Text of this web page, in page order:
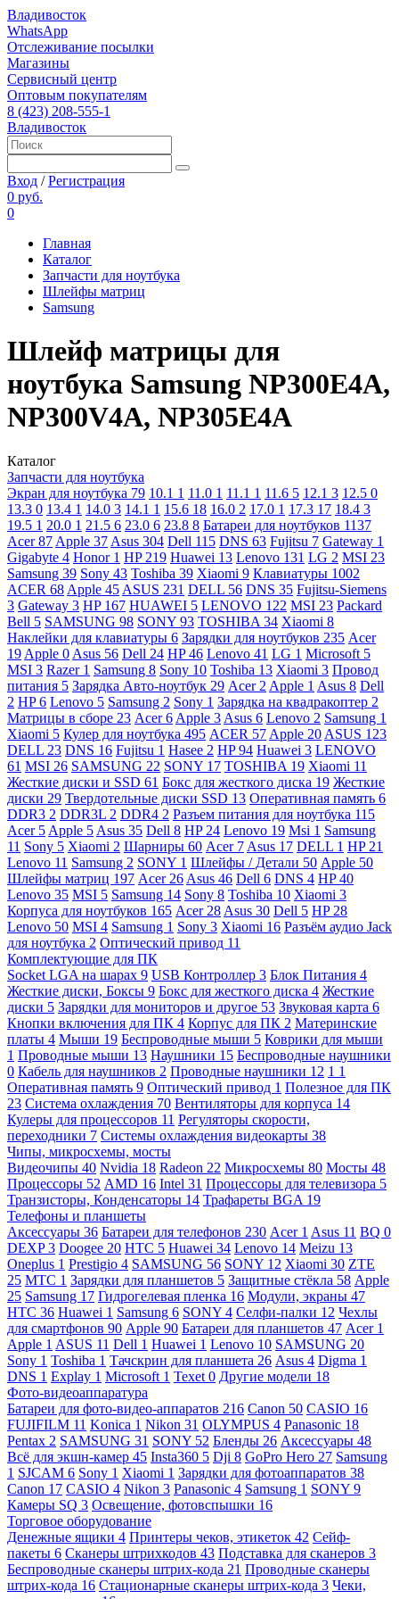
Владивосток
WhatsApp
Отслеживание посылки
Магазины
Сервисный центр
Оптовым покупателям
8 (423) 208-555-1
Владивосток
Вход /Регистрация
0 руб.
0
Главная
Каталог
Запчасти для ноутбука
Шлейфы матриц
Samsung
Шлейф матрицы для
ноутбука Samsung NP300E4A,
NP300V4A, NP305E4A
Каталог
Запчасти для ноутбука
Экран для ноутбука 79 10.1 1 11.0 1 11.1 1 11.6 5 12.1 3 12.5 0
13.3 0 13.4 1 14.0 3 14.1 1 15.6 18 16.0 2 17.0 1 17.3 17 18.4 3
19.5 1 20.0 1 21.5 6 23.0 6 23.8 8 Батареи для ноутбуков 1137
Acer87 Apple 37 Asus 304 Dell 115 DNS 63 Fujitsu 7 Gateway 1
Gigabyte 4 Honor 1 HP 219 Huawei 13 Lenovo 131 LG 2 MSI 23
Samsung 39 Sony 43 Toshiba 39 Xiaomi 9 Клавиатуры 1002
ACER 68 Apple 45 ASUS 231 DELL 56 DNS 35 Fujitsu-Siemens
3 Gateway 3 HP 167 HUAWEI 5 LENOVO 122 MSI 23 Packard
Bell 5 SAMSUNG 98 SONY 93 TOSHIBA 34 Xiaomi 8
Наклейки для клавиатуры 6 Зарядки для ноутбуков 235 Acer
19 Apple 0 Asus 56 Dell 24 HP46 Lenovo 41 LG 1 Microsoft 5
MSI 3 Razer 1 Samsung 8 Sony 10 Toshiba 13 Xiaomi 3 Провод
питания 5 Зарядка Авто-ноутбук 29 Acer 2 Apple 1 Asus 8 Dell
2 HP6 Lenovo 5 Samsung 2 Sony 1 Зарядка на квадракоптер 2
Матрицы в сборе 23 Acer6 Apple 3 Asus 6 Lenovo 2 Samsung 1
Xiaomi 5 Кулер для ноутбука 495 ACER 57 Apple 20 ASUS 123
DELL 23 DNS 16 Fujitsu 1 Hasee 2 HP94 Huawei 3 LENOVO
61 MSI 26 SAMSUNG 22 SONY 17 TOSHIBA 19 Xiaomi 11
Жесткие диски и SSD 61 Бокс для жесткого диска 19 Жесткие
диски 29 Твердотельные диски SSD 13 Оперативная память 6
DDR3 2 DDR3L 2 DDR4 2 Разъем питания для ноутбука 115
Acer 5 Apple 5 Asus 35 Dell 8 HP 24 Lenovo 19 Msi 1 Samsung
11 Sony 5 Xiaomi 2 Шарниры 60 Acer 7 Asus 17 DELL 1 HP 21
Lenovo 11 Samsung 2 SONY 1 Шлейфы / Детали 50 Apple 50
Шлейфы матриц 197 Acer 26 Asus 46 Dell 6 DNS 4 HP40
Lenovo 35 MSI 5 Samsung 14 Sony 8 Toshiba 10 Xiaomi 3
Корпуса для ноутбуков 165 Acer 28 Asus 30 Dell 5 HP 28
Lenovo 50 MSI 4 Samsung 1 Sony 3 Xiaomi 16 Разъём аудио Jack
для ноутбука 2 Оптический привод 11
Комплектующие для ПК
Socket LGA на шарах 9 USB Контроллер 3 Блок Питания 4
Жесткие диски, Боксы 9 Бокс для жесткого диска 4 Жесткие
диски 5 Зарядки для мониторов и другое 53 Звуковая карта 6
Кнопки включения для ПК 4 Корпус для ПК 2 Материнские
платы 4 Мыши 19 Беспроводные мыши 5 Коврики для мыши
1 Проводные мыши 13 Наушники 15 Беспроводные наушники
0 Кабель для наушников 2 Проводные наушники 12 1 1
Оперативная память 9 Оптический привод 1 Полезное для ПК
23 Система охлаждения 70 Вентиляторы для корпуса 14
Кулеры для процессоров 11 Регуляторы скорости,
переходники 7 Системы охлаждения видеокарты 38
Чипы, микросхемы, мосты
Видеочипы 40 Nvidia 18 Radeon 22 Микросхемы 80 Мосты 48
Процессоры 52 AMD 16 Intel 31 Процессоры для телевизора 5
Транзисторы, Конденсаторы 14 Трафареты BGA 19
Телефоны и планшеты
Аксессуары 36 Батареи для телефонов 230 Acer 1 Asus 11 BQ 0
DEXP3 Doogee 20 HTC 5 Huawei 34 Lenovo 14 Meizu 13
Oneplus 1 Prestigio 4 SAMSUNG 56 SONY 12 Xiaomi 30 ZTE
25 МТС 1 Зарядки для планшетов 5 Защитные стёкла 58 Apple
25 Samsung 17 Гидрогелевая пленка 16 Модули, экраны 47
HTC 36 Huawei 1 Samsung 6 SONY 4 Селфи-палки 12 Чехлы
для смартфонов 90 Apple 90 Батареи для планшетов 47 Acer 1
Apple 1 ASUS 11 Dell 1 Huawei 1 Lenovo 10 SAMSUNG 20
Sony 1 Toshiba 1 Тачскрин для планшета 26 Asus 4 Digma 1
DNS 1 Explay 1 Microsoft 1 Texet 0 Другие модели 18
Фото-видеоаппаратура
Батареи для фото-видео-аппаратов 216 Canon 50 CASIO 16
FUJIFILM 11 Konica 1 Nikon 31 OLYMPUS 4 Panasonic 18
Pentax 2 SAMSUNG 31 SONY 52 Бленды 26 Аксессуары 48
Всё для экшн-камер 45 Insta360 5 Dji 8 GoPro Hero 27 Samsung
1 SJCAM 6 Sony 1 Xiaomi 1 Зарядки для фотоаппаратов 38
Canon 17 CASIO 4 Nikon 3 Panasonic 4 Samsung 1 SONY 9
Камеры SQ 3 Освещение, фотовспышки 16
Торговое оборудование
Денежные ящики 4 Принтеры чеков, этикеток 42 Сейф-
пакеты 6 Сканеры штрихкодов 43 Подставка для сканеров 3
Беспроводные сканеры штрих-кода 21 Проводные сканеры
штрих-кода 16 Стационарные сканеры штрих-кода 3 Чеки,